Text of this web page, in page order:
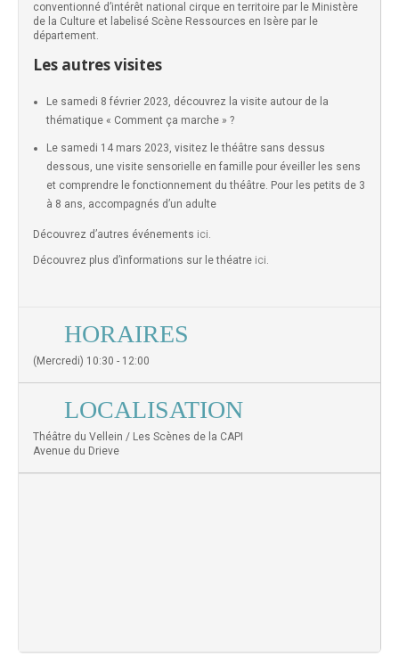
conventionné d’intérêt national cirque en territoire par le Ministère
de la Culture et labelisé Scène Ressources en Isère par le
département.
Les autres visites
Le samedi 8 février 2023, découvrez la visite autour de la
thématique « Comment ça marche » ?
Le samedi 14 mars 2023, visitez le théâtre sans dessus
dessous, une visite sensorielle en famille pour éveiller les sens
et comprendre le fonctionnement du théâtre. Pour les petits de 3
à 8 ans, accompagnés d’un adulte
Découvrez d’autres événements ici.
Découvrez plus d’informations sur le théatre ici.
HORAIRES
(Mercredi) 10:30 - 12:00
LOCALISATION
Théâtre du Vellein / Les Scènes de la CAPI
Avenue du Drieve